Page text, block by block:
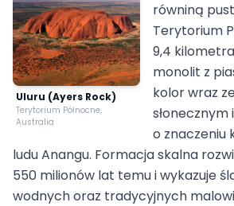
Uluru (Ayers Rock)
Terytorium Północne,
Australia
równiną
Terytorium
9,4
monolit z
kolor wraz
o znaczeniu
ludu Anangu. Formacja skalna
550 milionów lat temu i wykazuje
wodnych oraz tradycyjnych